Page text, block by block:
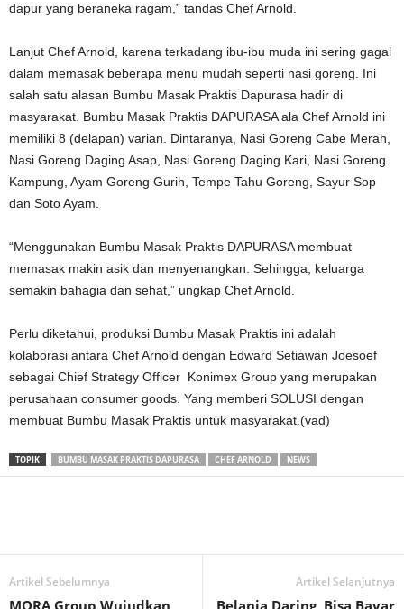
dapur yang beraneka ragam,” tandas Chef Arnold.
Lanjut Chef Arnold, karena terkadang ibu-ibu muda ini sering gagal
dalam memasak beberapa menu mudah seperti nasi goreng. Ini
salah satu alasan Bumbu Masak Praktis Dapurasa hadir di
masyarakat. Bumbu Masak Praktis DAPURASA ala Chef Arnold ini
memiliki 8 (delapan) varian. Dintaranya, Nasi Goreng Cabe Merah,
Nasi Goreng Daging Asap, Nasi Goreng Daging Kari, Nasi Goreng
Kampung, Ayam Goreng Gurih, Tempe Tahu Goreng, Sayur Sop
dan Soto Ayam.
“Menggunakan Bumbu Masak Praktis DAPURASA membuat
memasak makin asik dan menyenangkan. Sehingga, keluarga
semakin bahagia dan sehat,” ungkap Chef Arnold.
Perlu diketahui, produksi Bumbu Masak Praktis ini adalah
kolaborasi antara Chef Arnold dengan Edward Setiawan Joesoef
sebagai Chief Strategy Officer Konimex Group yang merupakan
perusahaan consumer goods. Yang memberi SOLUSI dengan
membuat Bumbu Masak Praktis untuk masyarakat.(vad)
TOPIK BUMBU MASAK PRAKTIS DAPURASA CHEF ARNOLD NEWS
Artikel Sebelumnya
MORA Group Wujudkan
Artikel Selanjutnya
Belanja Daring, Bisa Bayar